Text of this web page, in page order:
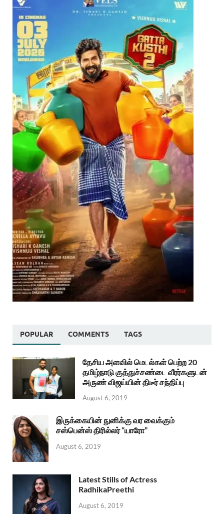
POPULAR COMMENTS TAGS
தேசிய அளவில் மெடல்கள் பெற்ற 20
தமிழ்நாடு குத்துச்சண்டை வீரர்களுடன்
அருண் விஜய்யின் திடீர் சந்திப்பு
August 6, 2019
இருக்கையின் நுனிக்கு வர வைக்கும்
சஸ்பென்ஸ் திரில்லர் “யாரோ”
August 6, 2019
Latest Stills of Actress
RadhikaPreethi
August 6, 2019